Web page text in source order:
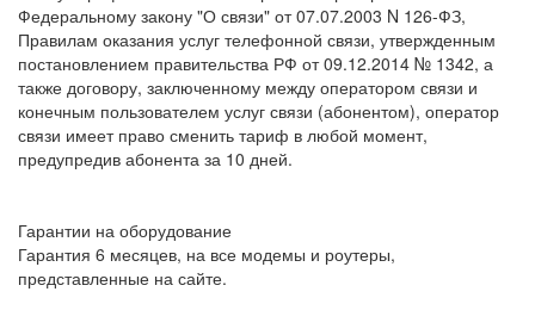
Федеральному закону "О связи" от 07.07.2003 N 126-ФЗ,
Правилам оказания услуг телефонной связи, утвержденным
постановлением правительства РФ от 09.12.2014 № 1342, а
также договору, заключенному между оператором связи и
конечным пользователем услуг связи (абонентом), оператор
связи имеет право сменить тариф в любой момент,
предупредив абонента за 10 дней.
Гарантии на оборудование
Гарантия 6 месяцев, на все модемы и роутеры,
представленные на сайте.